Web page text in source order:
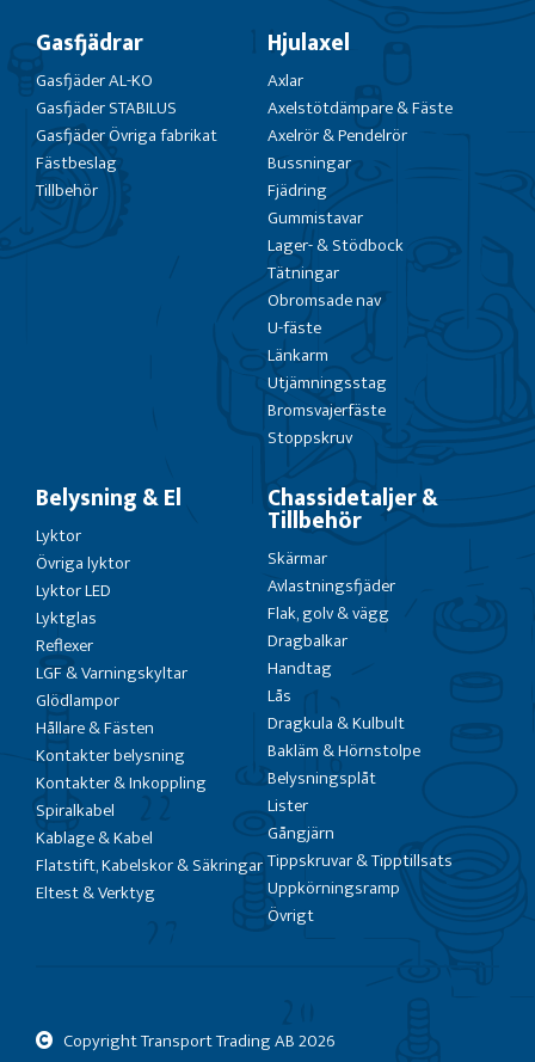
Gasfjädrar
Gasfjäder AL-KO
Gasfjäder STABILUS
Gasfjäder Övriga fabrikat
Fästbeslag
Tillbehör
Hjulaxel
Axlar
Axelstötdämpare & Fäste
Axelrör & Pendelrör
Bussningar
Fjädring
Gummistavar
Lager- & Stödbock
Tätningar
Obromsade nav
U-fäste
Länkarm
Utjämningsstag
Bromsvajerfäste
Stoppskruv
Belysning & El
Lyktor
Övriga lyktor
Lyktor LED
Lyktglas
Reflexer
LGF & Varningskyltar
Glödlampor
Hållare & Fästen
Kontakter belysning
Kontakter & Inkoppling
Spiralkabel
Kablage & Kabel
Flatstift, Kabelskor & Säkringar
Eltest & Verktyg
Chassidetaljer &
Tillbehör
Skärmar
Avlastningsfjäder
Flak, golv & vägg
Dragbalkar
Handtag
Lås
Dragkula & Kulbult
Bakläm & Hörnstolpe
Belysningsplåt
Lister
Gångjärn
Tippskruvar & Tipptillsats
Uppkörningsramp
Övrigt
Copyright Transport Trading AB2026